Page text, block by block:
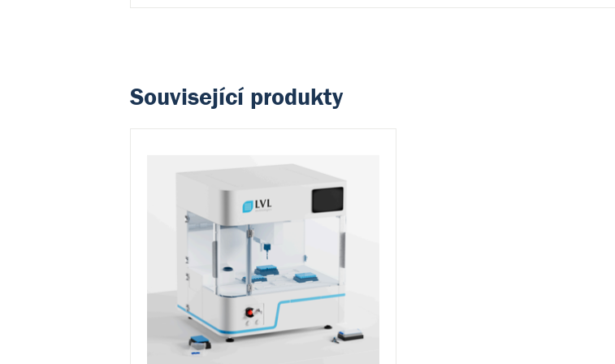
Související produkty